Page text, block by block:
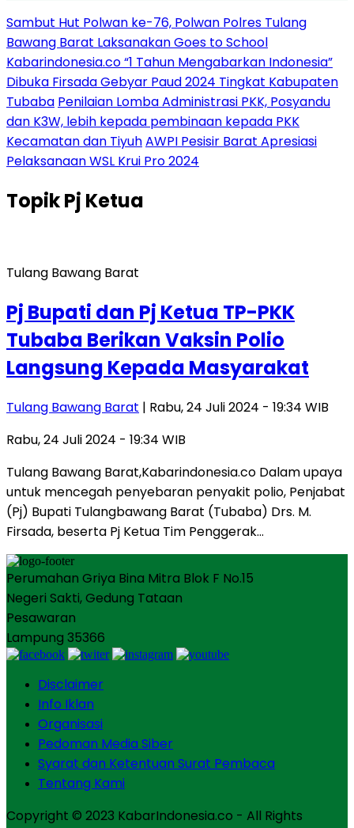
Sambut Hut Polwan ke-76, Polwan Polres Tulang
Bawang Barat Laksanakan Goes to School
Kabarindonesia.co “1 Tahun Mengabarkan Indonesia”
Dibuka Firsada Gebyar Paud 2024 Tingkat Kabupaten
Tubaba Penilaian Lomba Administrasi PKK, Posyandu
dan K3W, lebih kepada pembinaan kepada PKK
Kecamatan dan TiyuhAWPI Pesisir Barat Apresiasi
Pelaksanaan WSL Krui Pro 2024
TopikPj Ketua
Tulang Bawang Barat
Pj Bupati dan Pj Ketua TP-PKK
Tubaba Berikan Vaksin Polio
Langsung Kepada Masyarakat
Tulang Bawang Barat | Rabu, 24 Juli 2024 - 19:34 WIB
Rabu, 24 Juli 2024 - 19:34 WIB
Tulang Bawang Barat,Kabarindonesia.co Dalam upaya
untuk mencegah penyebaran penyakit polio, Penjabat
(Pj) Bupati Tulangbawang Barat (Tubaba) Drs. M.
Firsada, beserta Pj Ketua Tim Penggerak…
Perumahan Griya Bina Mitra Blok F No.15
Negeri Sakti, Gedung Tataan
Pesawaran
Lampung 35366
Disclaimer
Info Iklan
Organisasi
Pedoman Media Siber
Syarat dan Ketentuan Surat Pembaca
Tentang Kami
Copyright © 2023 KabarIndonesia.co - All Rights